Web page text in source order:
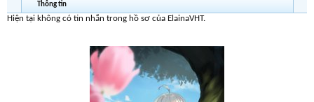
Thông tin
Hiện tại không có tin nhắn trong hồ sơ của ElainaVHT.